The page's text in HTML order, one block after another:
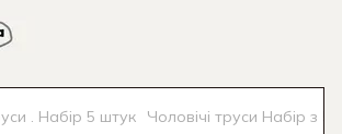
. Набір 5 штук Чоловічі труси Набір з 5